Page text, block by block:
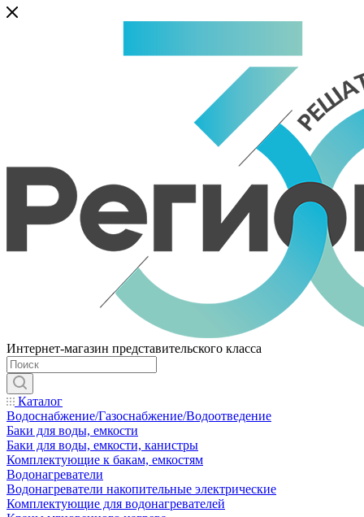
Интернет-магазин представительского класса
Каталог
Водоснабжение/Газоснабжение/Водоотведение
Баки для воды, емкости
Баки для воды, емкости, канистры
Комплектующие к бакам, емкостям
Водонагреватели
Водонагреватели накопительные электрические
Комплектующие для водонагревателей